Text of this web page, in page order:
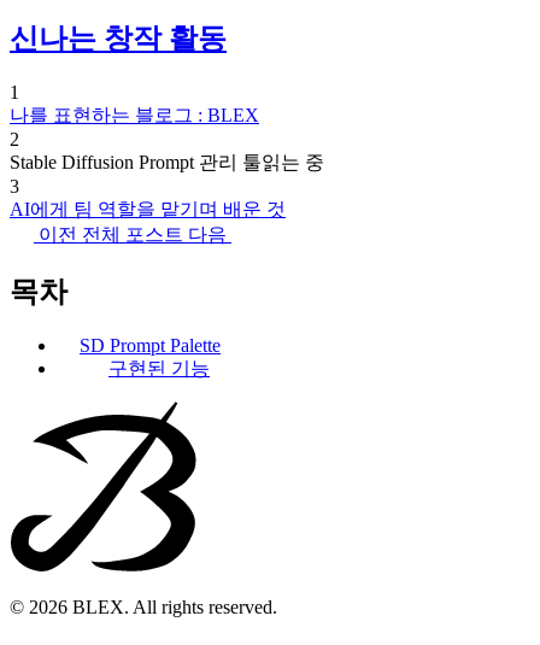
신나는 창작 활동
1
나를 표현하는 블로그 : BLEX
2
Stable Diffusion Prompt 관리 툴읽는 중
3
AI에게 팀 역할을 맡기며 배운 것
이전 전체 포스트 다음
목차
SD Prompt Palette
구현된 기능
© 2026 BLEX. All rights reserved.